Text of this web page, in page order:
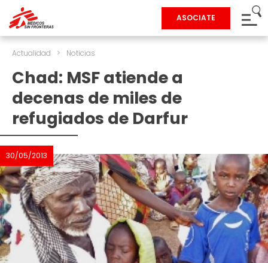
ASOCIATE
Actualidad > Noticias
Chad: MSF atiende a
decenas de miles de
refugiados de Darfur
30/05/2013